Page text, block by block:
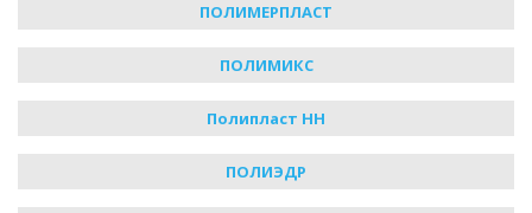
ПОЛИМЕРПЛАСТ
ПОЛИМИКС
Полипласт НН
ПОЛИЭДР